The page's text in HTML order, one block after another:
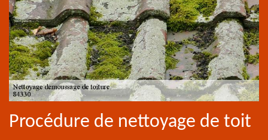
Procédure de nettoyage de toit